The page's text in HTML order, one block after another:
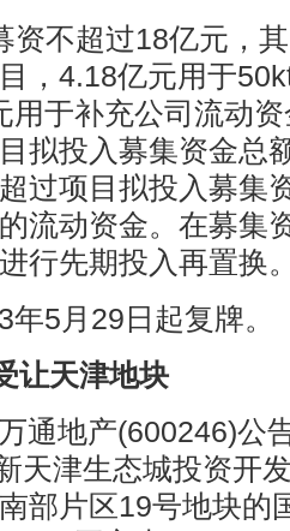
资不超过18亿元，
，4.18亿元用于
用于补充公司流动
拟投入募集资金总
过项目拟投入募集
流动资金。在募集
行先期投入再置换
5月29日起复牌。
让天津地块
通地产(600246)公
天津生态城投资开
部片区19号地块的